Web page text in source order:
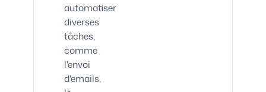
automatiser
diverses
tâches,
comme
l'envoi
d'emails,